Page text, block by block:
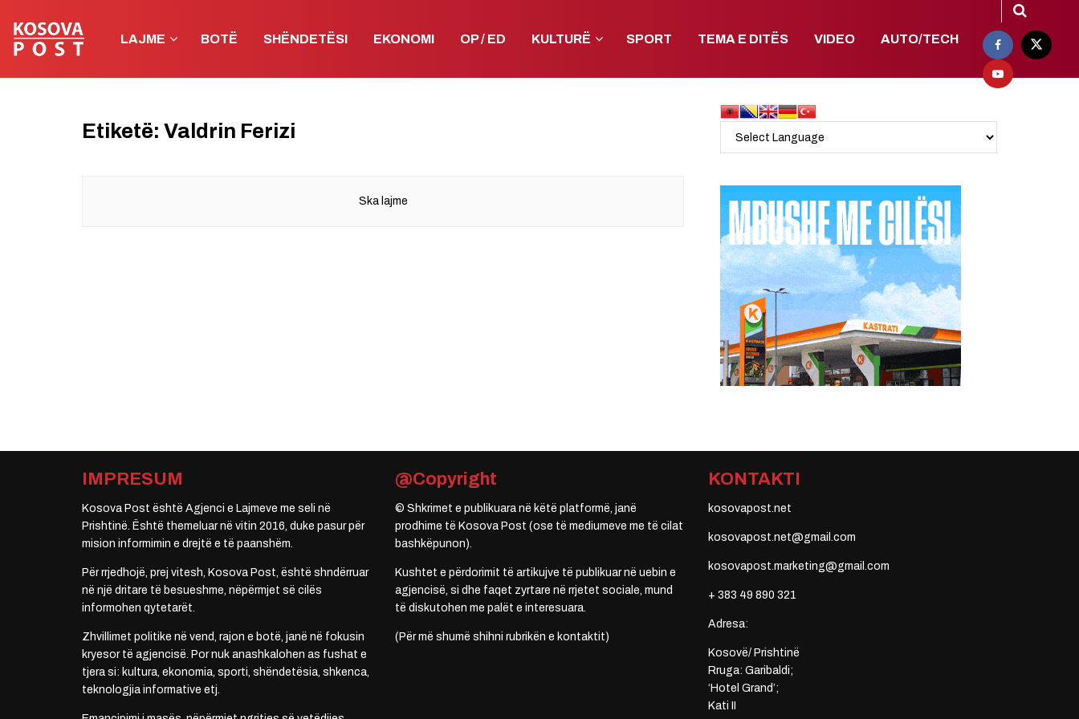
LAJME BOTË SHËNDETËSI EKONOMI OP / ED KULTURË SPORT TEMA E DITËS VIDEO AUTO/TECH
Etiketë: Valdrin Ferizi
Ska lajme
IMPRESUM
Kosova Post është Agjenci e Lajmeve me seli në
Prishtinë. Është themeluar në vitin 2016, duke pasur për
mision informimin e drejtë e të paanshëm.
Për rrjedhojë, prej vitesh, Kosova Post, është shndërruar
në një dritare të besueshme, nëpërmjet së cilës
informohen qytetarët.
Zhvillimet politike në vend, rajon e botë, janë në fokusin
kryesor të agjencisë. Por nuk anashkalohen as fushat e
tjera si: kultura, ekonomia, sporti, shëndetësia, shkenca,
teknologjia informative etj.
@Copyright
© Shkrimet e publikuara në këtë platformë, janë
prodhime të Kosova Post (ose të mediumeve me të cilat
bashkëpunon).
Kushtet e përdorimit të artikujve të publikuar në uebin e
agjencisë, si dhe faqet zyrtare në rrjetet sociale, mund
të diskutohen me palët e interesuara.
(Për më shumë shihni rubrikën e kontaktit)
KONTAKTI
kosovapost.net
kosovapost.net@gmail.com
kosovapost.marketing@gmail.com
+ 383 49 890 321
Adresa:
Kosovë/ Prishtinë
Rruga: Garibaldi;
‘Hotel Grand’;
Kati II